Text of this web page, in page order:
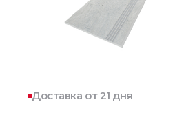
Доставка от 21 дня